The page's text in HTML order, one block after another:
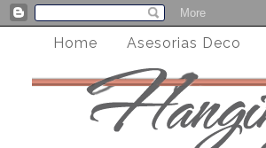
Home Asesorias Deco